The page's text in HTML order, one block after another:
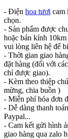
- Điện hoa tươi cam
chọn.
- Sản phẩm được
hoặc bán kính
vui lòng liên hệ để
- Thời gian giao
đặt hàng (đối với
chỉ được giao).
- Kèm theo thiệp
mừng, chia buồn )
- Miễn phí hóa đơn
- Dễ dàng thanh
Paypal...
- Cam kết gửi hình
giao hàng qua zalo